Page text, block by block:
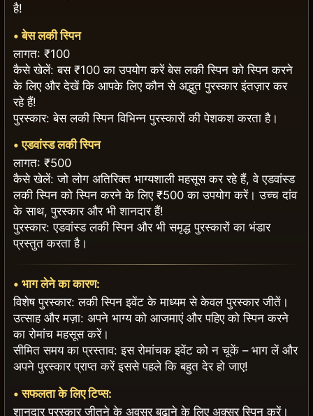
है!
•बेस लकी स्पिन
लागत: ₹100
कैसे खेलें: बस ₹100 का उपयोग करें बेस लकी स्पिन को स्पिन करने
के लिए और देखें कि आपके लिए कौन से अद्भुत पुरस्कार इंतज़ार कर
रहे हैं!
पुरस्कार: बेस लकी स्पिन विभिन्न पुरस्कारों की पेशकश करता है।
•एडवांस्ड लकी स्पिन
लागत: ₹500
कैसे खेलें: जो लोग अतिरिक्त भाग्यशाली महसूस कर रहे हैं, वे एडवांस्ड
लकी स्पिन को स्पिन करने के लिए ₹500 का उपयोग करें। उच्च दांव
के साथ, पुरस्कार और भी शानदार हैं!
पुरस्कार: एडवांस्ड लकी स्पिन और भी समृद्ध पुरस्कारों का भंडार
प्रस्तुत करता है।
• भाग लेने का कारण:
विशेष पुरस्कार: लकी स्पिन इवेंट के माध्यम से केवल पुरस्कार जीतें।
उत्साह और मज़ा: अपने भाग्य को आजमाएं और पहिए को स्पिन करने
का रोमांच महसूस करें।
सीमित समय का प्रस्ताव: इस रोमांचक इवेंट को न चूकें – भाग लें और
अपने पुरस्कार प्राप्त करें इससे पहले कि बहुत देर हो जाए!
•सफलता के लिए टिप्स:
शानदार पुरस्कार जीतने के अवसर बढ़ाने के लिए अक्सर स्पिन करें।